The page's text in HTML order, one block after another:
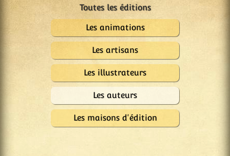
Les animations
Les artisans
Les illustrateurs
Les auteurs
Les maisons d'édition